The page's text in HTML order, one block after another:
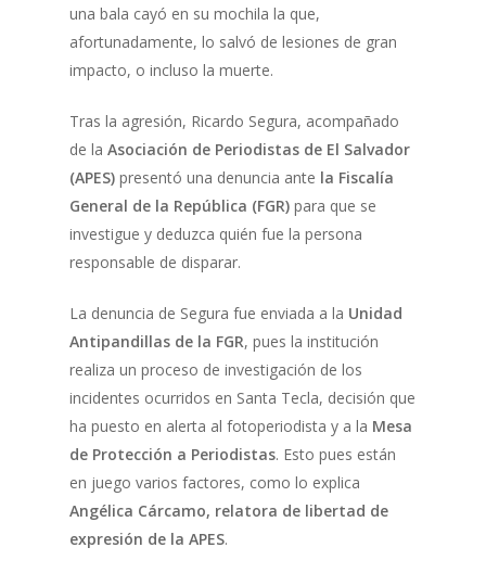
una bala cayó en su mochila la que,
afortunadamente, lo salvó de lesiones de gran
impacto, o incluso la muerte.
Tras la agresión, Ricardo Segura, acompañado
de la Asociación de Periodistas de El Salvador
(APES) presentó una denuncia ante la Fiscalía
General de la República (FGR) para que se
investigue y deduzca quién fue la persona
responsable de disparar.
La denuncia de Segura fue enviada a la Unidad
Antipandillas de la FGR, pues la institución
realiza un proceso de investigación de los
incidentes ocurridos en Santa Tecla, decisión que
ha puesto en alerta al fotoperiodista y a la Mesa
de Protección a Periodistas. Esto pues están
en juego varios factores, como lo explica
Angélica Cárcamo, relatora de libertad de
expresión de la APES.